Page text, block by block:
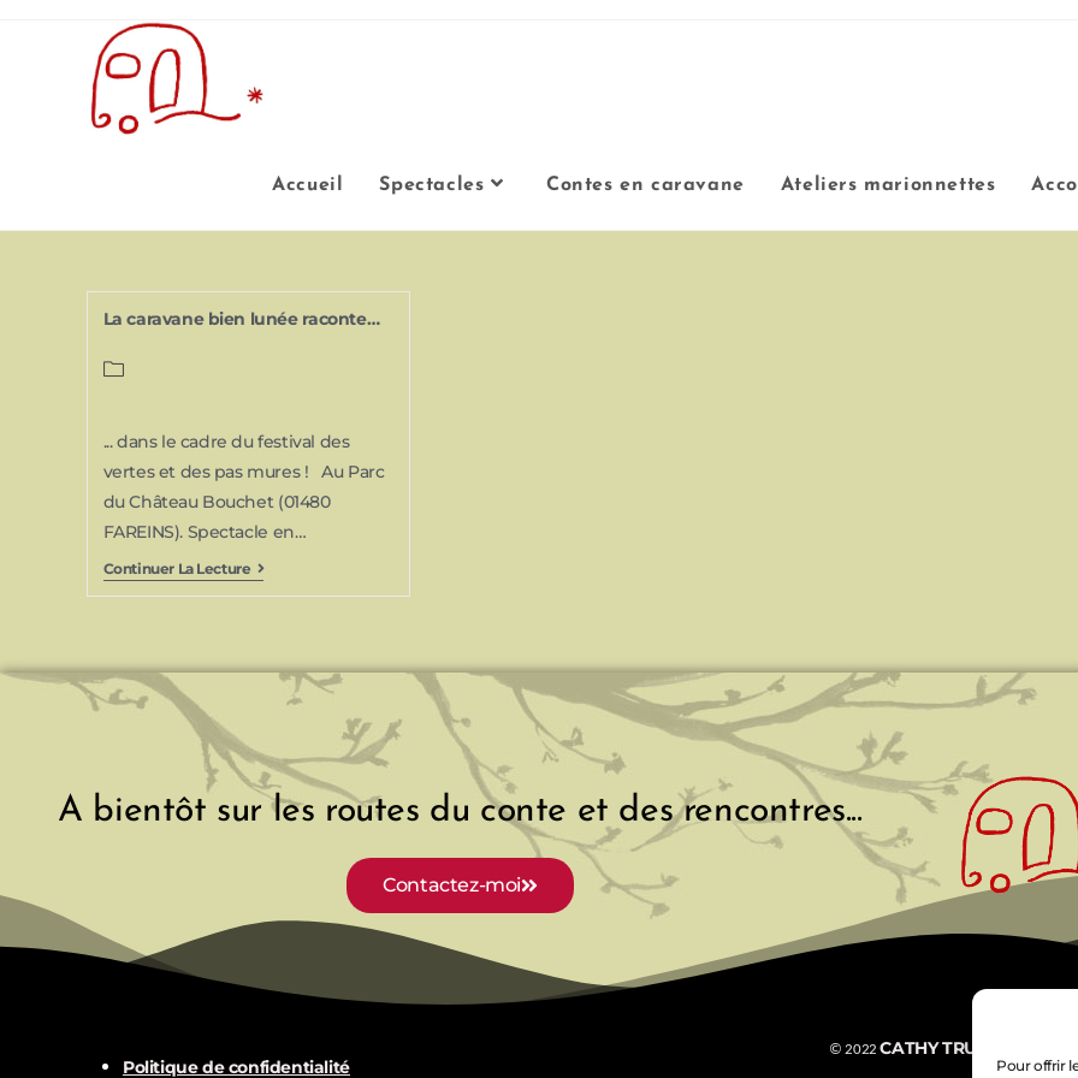
Pour offrir
Accueil Spectacles Contes en caravane Ateliers marionnettes
La caravane bien lunée raconte…
... dans le cadre du festival des
vertes et des pas mures ! Au Parc
du Château Bouchet (01480
FAREINS). Spectacle en…
Continuer La Lecture
A bientôt sur les routes du conte et des rencontres...
Contactez-moi
Politique de confidentialité
© 2022CATHY TRUFIER